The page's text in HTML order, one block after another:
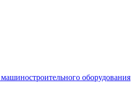
оборудования